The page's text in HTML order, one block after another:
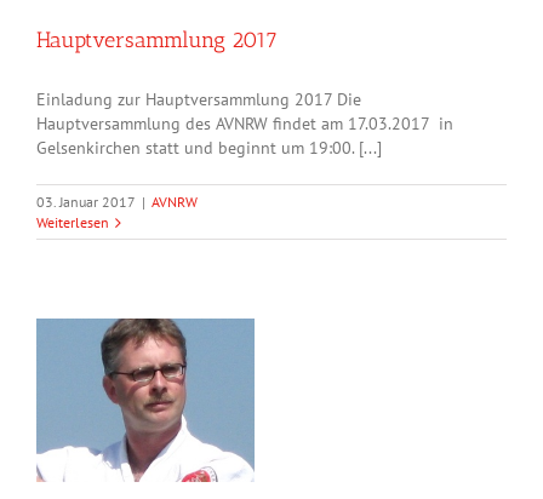
Hauptversammlung 2017
Einladung zur Hauptversammlung 2017 Die
Hauptversammlung des AVNRW findet am 17.03.2017 in
Gelsenkirchen statt und beginnt um 19:00. [...]
03. Januar 2017 | AVNRW
Weiterlesen